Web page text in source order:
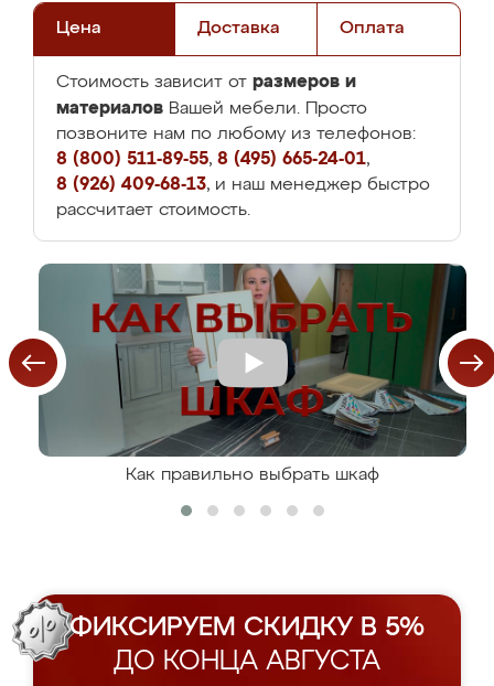
Цена Доставка Оплата
Стоимость зависит от размеров и
материалов Вашей мебели. Просто
позвоните нам по любому из телефонов:
8 (800) 511-89-55, 8 (495) 665-24-01,
8 (926) 409-68-13, и наш менеджер быстро
рассчитает стоимость.
Как правильно выбрать шкаф
ФИКСИРУЕМ СКИДКУ В 5%
ДО КОНЦА АВГУСТА